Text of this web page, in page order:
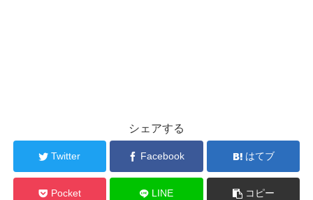
シェアする
Twitter Facebook はてブ
Pocket LINE コピー